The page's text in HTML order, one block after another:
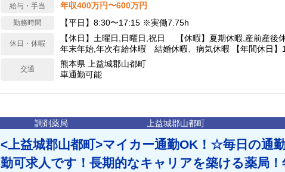
給与・手当 年収400万円〜600万円
勤務時間 【平日】8:30〜17:15 ※実働7.75h
休日・休暇
【休日】土曜日,日曜日,祝日 【休暇】夏期休暇,産前産後
年末年始,年次有給休暇 結婚休暇、病気休暇 【年間休日】
交通
熊本県 上益城郡山都町
車通勤可能
調剤薬局 上益城郡山都町
<上益城郡山都町>マイカー通勤OK！☆毎日の通
勤可求人です！長期的なキャリアを築ける薬局